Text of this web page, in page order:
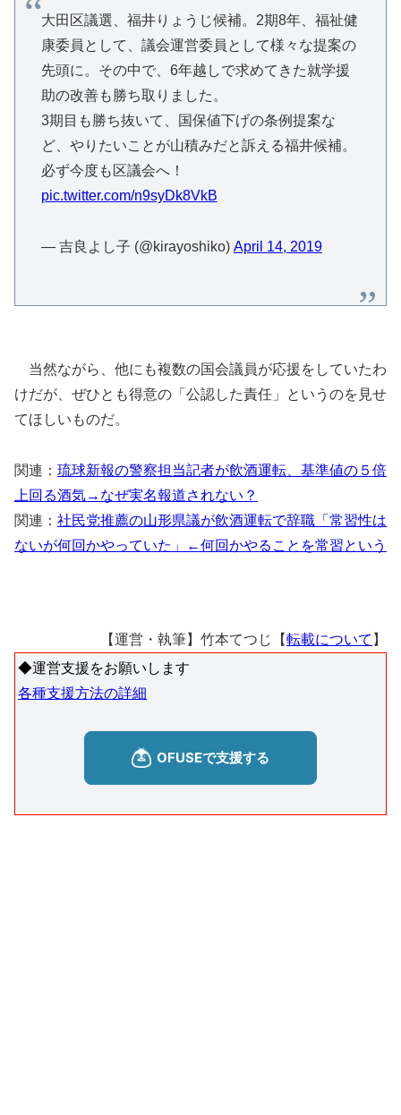
大田区議選、福井りょうじ候補。2期8年、福祉健
康委員として、議会運営委員として様々な提案の
先頭に。その中で、6年越しで求めてきた就学援
助の改善も勝ち取りました。
3期目も勝ち抜いて、国保値下げの条例提案な
ど、やりたいことが山積みだと訴える福井候補。
必ず今度も区議会へ！
pic.twitter.com/n9syDk8VkB
— 吉良よし子 (@kirayoshiko) April 14, 2019
当然ながら、他にも複数の国会議員が応援をしていたわ
けだが、ぜひとも得意の「公認した責任」というのを見せ
てほしいものだ。
関連： 琉球新報の警察担当記者が飲酒運転、基準値の５倍
上回る酒気→なぜ実名報道されない？
関連： 社民党推薦の山形県議が飲酒運転で辞職「常習性は
ないが何回かやっていた」←何回かやることを常習という
【運営・執筆】竹本てつじ【転載について 】
◆運営支援をお願いします
各種支援方法の詳細